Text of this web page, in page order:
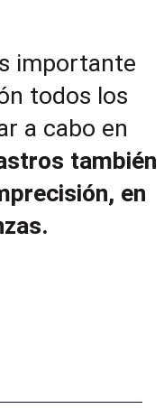
importante
todos los
a cabo en
también
en